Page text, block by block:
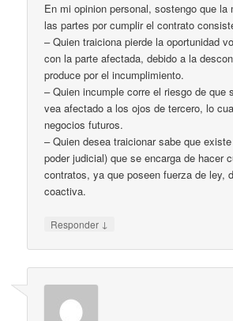
En mi opinion personal, sostengo que la
las partes por cumplir el contrato
– Quien traiciona pierde la oportunidad
con la parte afectada, debido a la
produce por el incumplimiento.
– Quien incumple corre el riesgo de que
vea afectado a los ojos de tercero, lo
negocios futuros.
– Quien desea traicionar sabe que
poder judicial) que se encarga de hacer
contratos, ya que poseen fuerza de ley,
coactiva.
Responder ↓